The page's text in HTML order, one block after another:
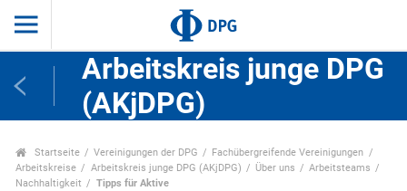
Arbeitskreis junge DPG
(AKjDPG)
Startseite Vereinigungen der DPG
Fachübergreifende Vereinigungen
Arbeitskreise
Arbeitskreis junge DPG (AKjDPG) Über uns
Arbeitsteams
Nachhaltigkeit
Tipps für Aktive